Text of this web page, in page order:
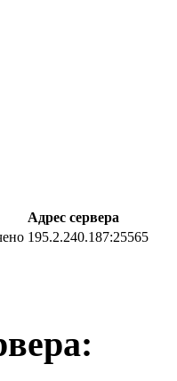
Адрес сервера
195.2.240.187:25565